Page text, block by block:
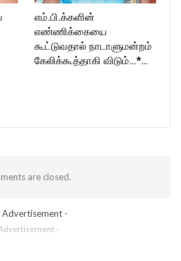
எம்.பி.க்களின்
எண்ணிக்கையை
கூட்டுவதால் நாடாளுமன்றம்
கேலிக்கூத்தாகி விடும்…*…
are closed.
-